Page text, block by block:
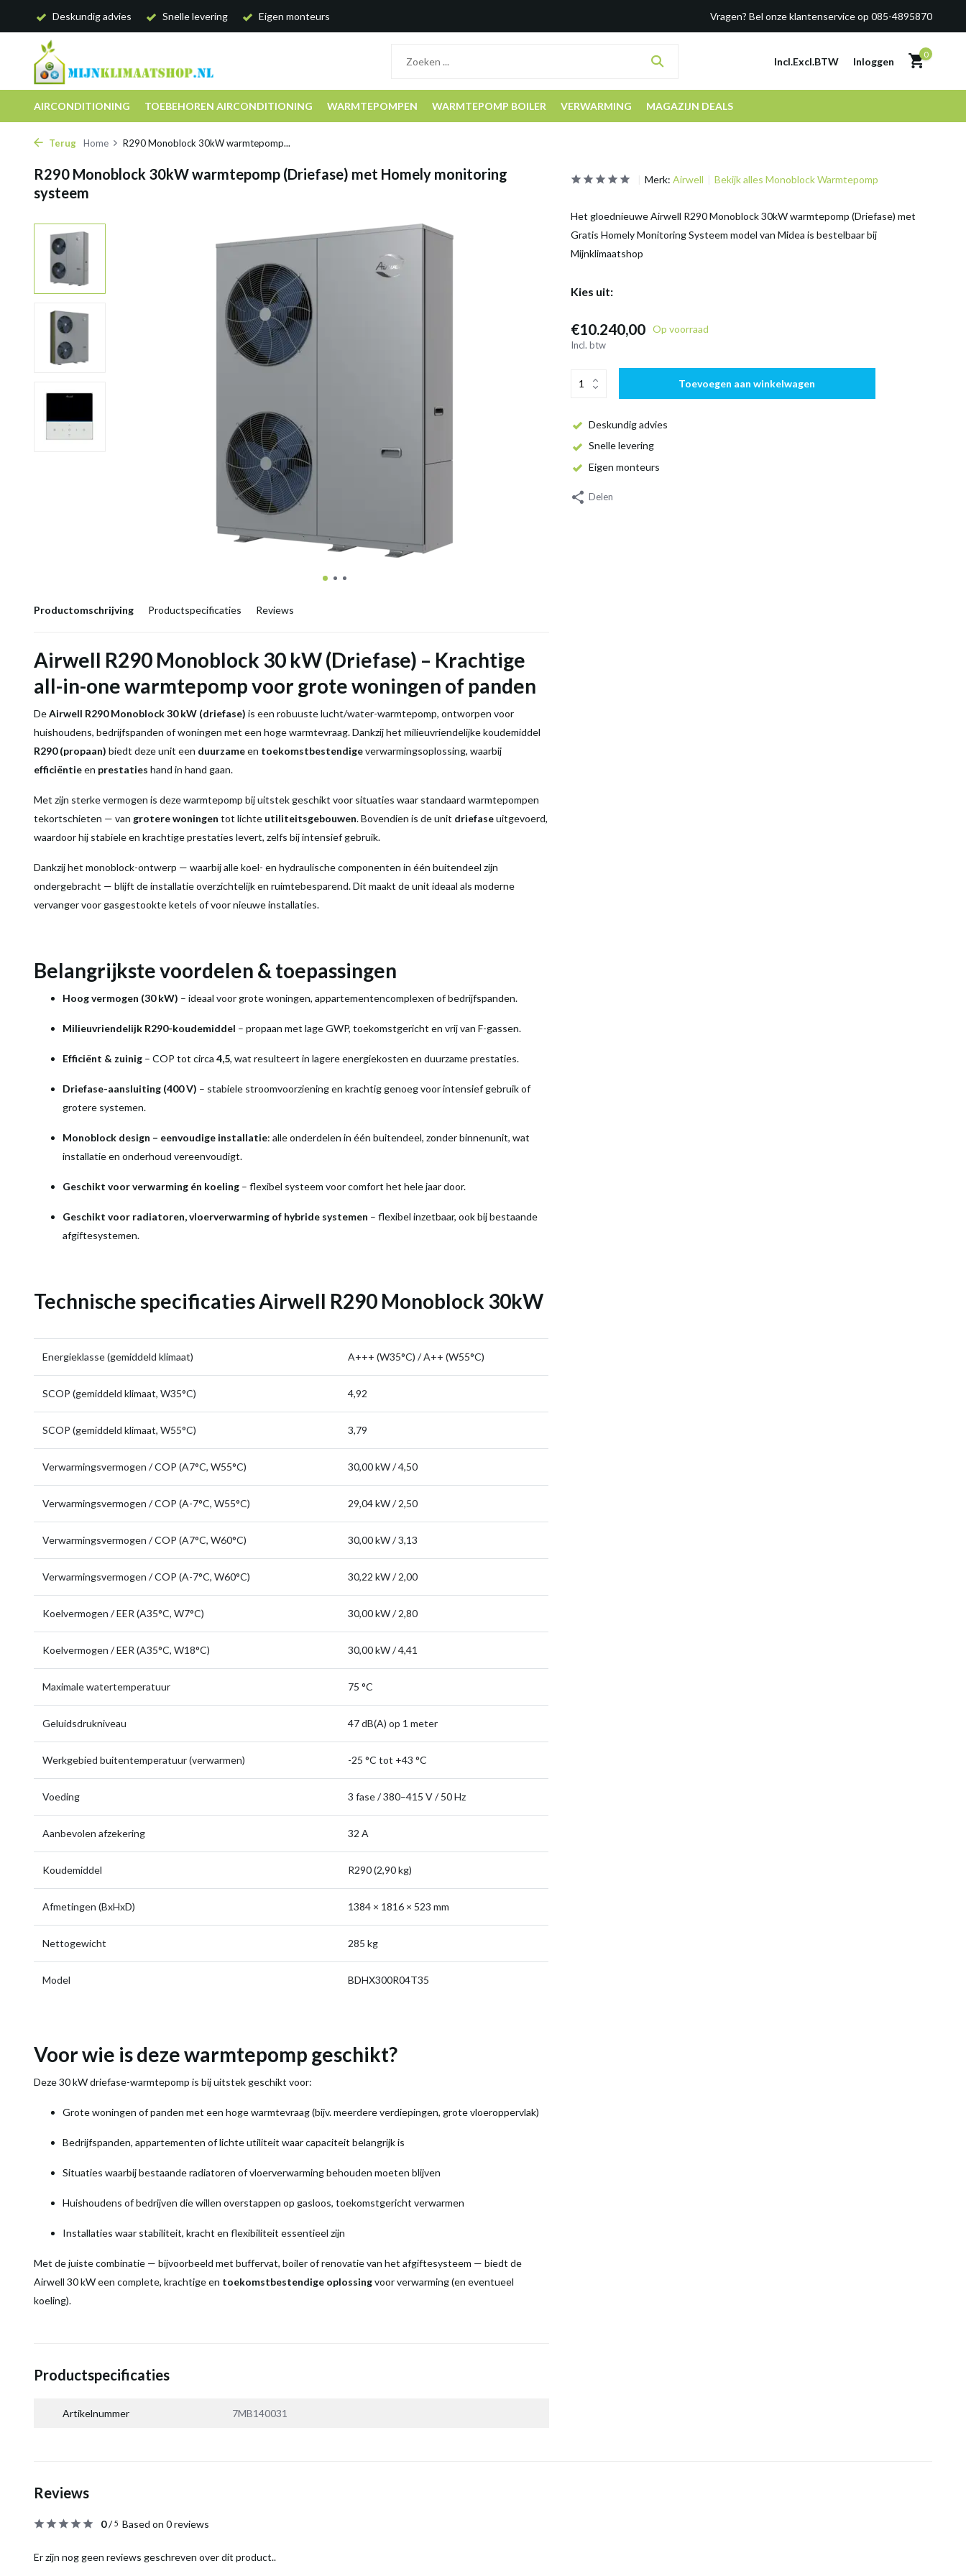
Deskundig advies Snelle levering Eigen monteurs Vragen? Bel onze klantenservice op 085-4895870
Incl.Excl.BTW Inloggen
0
AIRCONDITIONING TOEBEHOREN AIRCONDITIONING WARMTEPOMPEN WARMTEPOMP BOILER VERWARMING MAGAZIJN DEALS
Terug Home R290 Monoblock 30kW warmtepomp...
R290 Monoblock 30kW warmtepomp (Driefase) met Homely monitoring
systeem
Productomschrijving Productspecificaties Reviews
Airwell R290 Monoblock 30 kW (Driefase) – Krachtige
all-in-one warmtepomp voor grote woningen of panden
DeAirwell R290 Monoblock 30 kW (driefase) is een robuuste lucht/water-warmtepomp, ontworpen voor
huishoudens, bedrijfspanden of woningen met een hoge warmtevraag. Dankzij het milieuvriendelijke koudemiddel
R290 (propaan) biedt deze unit een duurzameen toekomstbestendigeverwarmingsoplossing, waarbij
efficiëntieen prestaties hand in hand gaan.
Met zijn sterke vermogen is deze warmtepomp bij uitstek geschikt voor situaties waar standaard warmtepompen
tekortschieten — van grotere woningen tot lichte utiliteitsgebouwen. Bovendien is de unit driefaseuitgevoerd,
waardoor hij stabiele en krachtige prestaties levert, zelfs bij intensief gebruik.
Dankzij het monoblock-ontwerp — waarbij alle koel- en hydraulische componenten in één buitendeel zijn
ondergebracht — blijft de installatie overzichtelijk en ruimtebesparend. Dit maakt de unit ideaal als moderne
vervanger voor gasgestookte ketels of voor nieuwe installaties.
Belangrijkste voordelen & toepassingen
Hoog vermogen (30 kW) – ideaal voor grote woningen, appartementencomplexen of bedrijfspanden.
Milieuvriendelijk R290-koudemiddel – propaan met lage GWP, toekomstgericht en vrij van F-gassen.
Efficiënt & zuinig – COP tot circa 4,5, wat resulteert in lagere energiekosten en duurzame prestaties.
Driefase-aansluiting (400 V) – stabiele stroomvoorziening en krachtig genoeg voor intensief gebruik of
grotere systemen.
Monoblock design – eenvoudige installatie: alle onderdelen in één buitendeel, zonder binnenunit, wat
installatie en onderhoud vereenvoudigt.
Geschikt voor verwarming én koeling – flexibel systeem voor comfort het hele jaar door.
Geschikt voor radiatoren, vloerverwarming of hybride systemen – flexibel inzetbaar, ook bij bestaande
afgiftesystemen.
Technische specificaties Airwell R290 Monoblock 30kW
Energieklasse (gemiddeld klimaat) A+++ (W35°C) / A++ (W55°C)
SCOP (gemiddeld klimaat, W35°C) 4,92
SCOP (gemiddeld klimaat, W55°C) 3,79
Verwarmingsvermogen / COP (A7°C, W55°C) 30,00 kW / 4,50
Verwarmingsvermogen / COP (A-7°C, W55°C) 29,04 kW / 2,50
Verwarmingsvermogen / COP (A7°C, W60°C) 30,00 kW / 3,13
Verwarmingsvermogen / COP (A-7°C, W60°C) 30,22 kW / 2,00
Koelvermogen / EER (A35°C, W7°C) 30,00 kW / 2,80
Koelvermogen / EER (A35°C, W18°C) 30,00 kW / 4,41
Maximale watertemperatuur 75 °C
Geluidsdrukniveau 47 dB(A) op 1 meter
Werkgebied buitentemperatuur (verwarmen) -25 °C tot +43 °C
Voeding 3 fase / 380–415 V / 50 Hz
Aanbevolen afzekering 32 A
Koudemiddel R290 (2,90 kg)
Afmetingen (BxHxD) 1384 × 1816 × 523 mm
Nettogewicht 285 kg
Model BDHX300R04T35
Voor wie is deze warmtepomp geschikt?
Deze 30 kW driefase-warmtepomp is bij uitstek geschikt voor:
Grote woningen of panden met een hoge warmtevraag (bijv. meerdere verdiepingen, grote vloeroppervlak)
Bedrijfspanden, appartementen of lichte utiliteit waar capaciteit belangrijk is
Situaties waarbij bestaande radiatoren of vloerverwarming behouden moeten blijven
Huishoudens of bedrijven die willen overstappen op gasloos, toekomstgericht verwarmen
Installaties waar stabiliteit, kracht en flexibiliteit essentieel zijn
Met de juiste combinatie — bijvoorbeeld met buffervat, boiler of renovatie van het afgiftesysteem — biedt de
Airwell 30 kW een complete, krachtige en toekomstbestendige oplossingvoor verwarming (en eventueel
koeling).
Productspecificaties
Artikelnummer 7MB140031
Merk: Airwell Bekijk alles Monoblock Warmtepomp
Het gloednieuwe Airwell R290 Monoblock 30kW warmtepomp (Driefase) met
Gratis Homely Monitoring Systeem model van Midea is bestelbaar bij
Mijnklimaatshop
Kies uit:
€10.240,00 Op voorraad
Incl. btw
Toevoegen aan winkelwagen
Deskundig advies
Snelle levering
Eigen monteurs
Delen
Reviews
0/5 Based on 0 reviews
Er zijn nog geen reviews geschreven over dit product..